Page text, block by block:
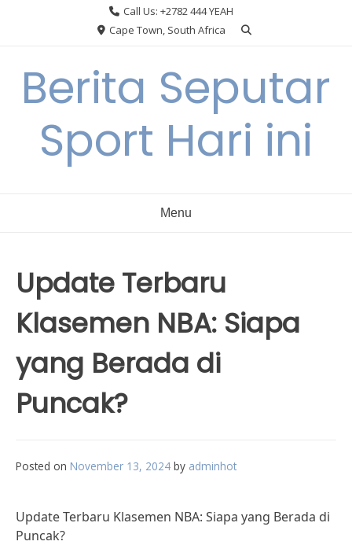
Call Us: +2782 444 YEAH
Cape Town, South Africa
Berita Seputar
Sport Hari ini
Menu
Update Terbaru
Klasemen NBA: Siapa
yang Berada di
Puncak?
Posted on November 13, 2024 by adminhot
Update Terbaru Klasemen NBA: Siapa yang Berada di
Puncak?